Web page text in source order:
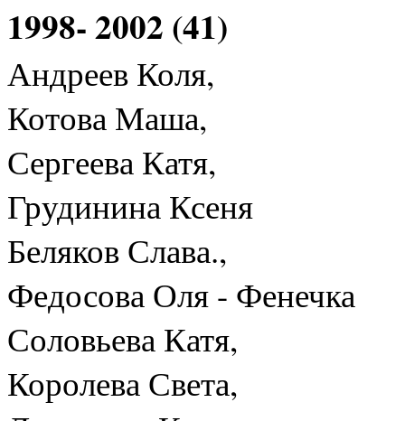
1998- 2002 (41)
Андреев Коля,
Котова Маша,
Сергеева Катя,
Грудинина Ксеня
Беляков Слава.,
Федосова Оля - Фенечка
Соловьева Катя,
Королева Света,